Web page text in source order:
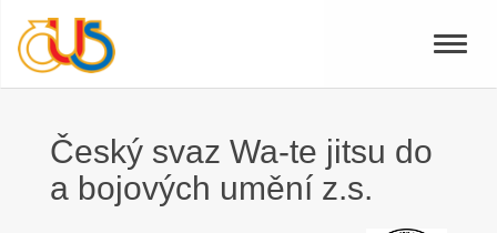
Toggle
Český svaz Wa-te jitsu do
a bojových umění z.s.